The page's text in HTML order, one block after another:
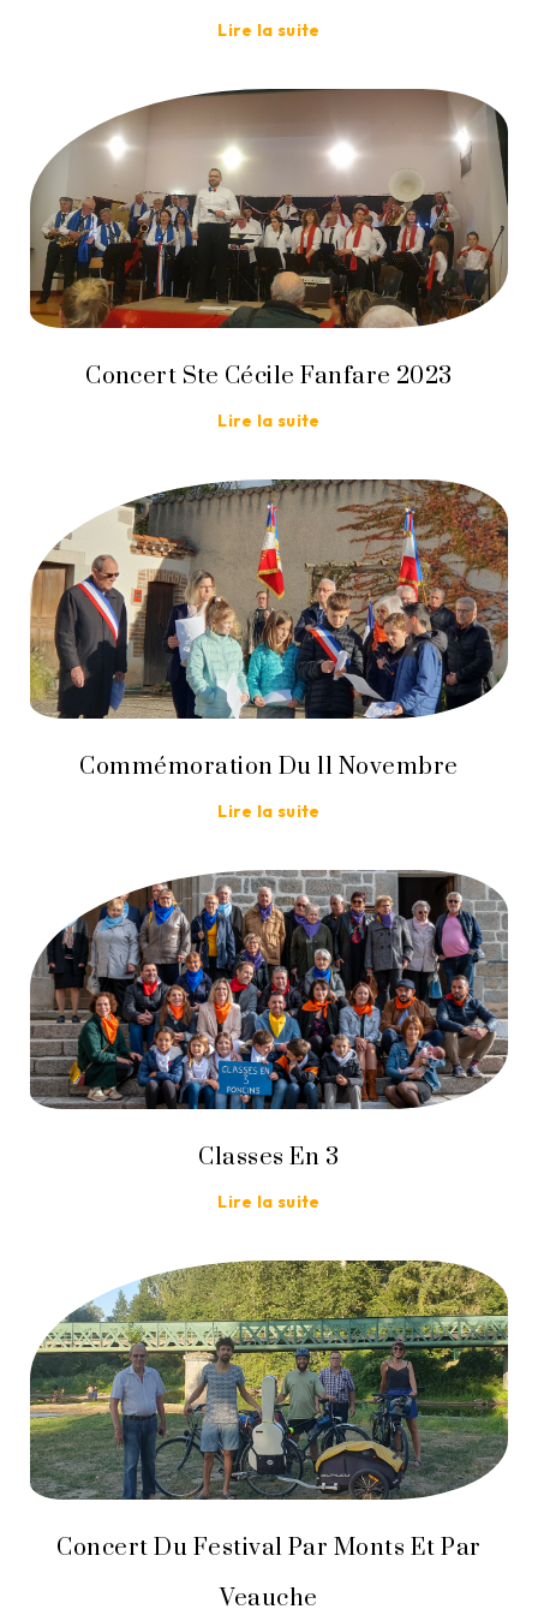
Lire la suite
Concert Ste Cécile Fanfare 2023
Lire la suite
Commémoration Du 11 Novembre
Lire la suite
Classes En 3
Lire la suite
Concert Du Festival Par Monts Et Par
Veauche